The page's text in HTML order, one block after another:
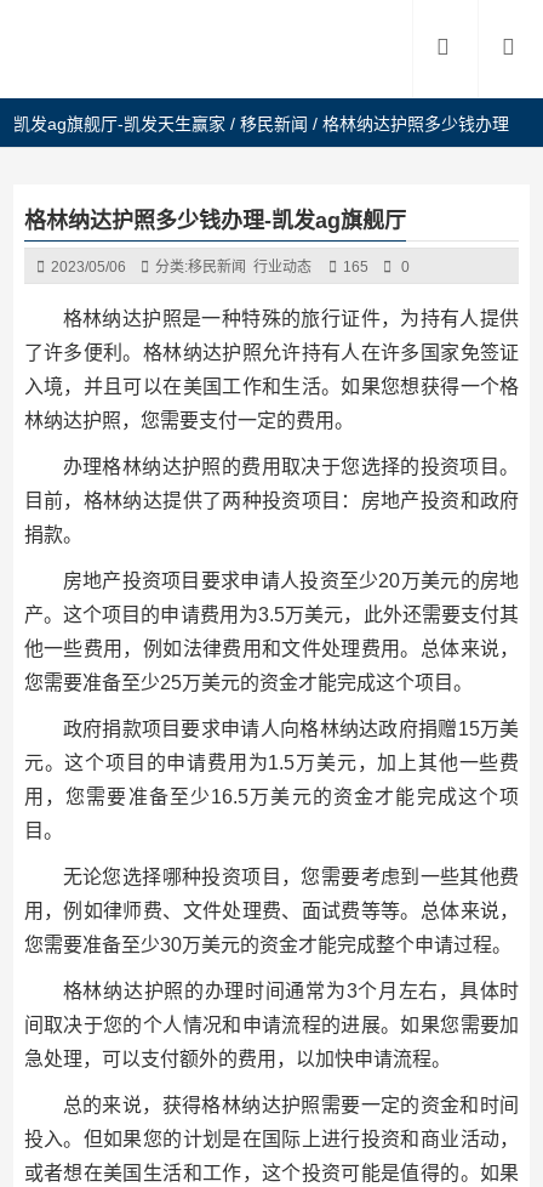
凯发ag旗舰厅-凯发天生赢家 /移民新闻 /格林纳达护照多少钱办理
格林纳达护照多少钱办理-凯发ag旗舰厅
2023/05/06 分类:移民新闻 行业动态 165 0
格林纳达护照是一种特殊的旅行证件，为持有人提供
了许多便利。格林纳达护照允许持有人在许多国家免签证
入境，并且可以在美国工作和生活。如果您想获得一个格
林纳达护照，您需要支付一定的费用。
办理格林纳达护照的费用取决于您选择的投资项目。
目前，格林纳达提供了两种投资项目：房地产投资和政府
捐款。
房地产投资项目要求申请人投资至少20万美元的房地
产。这个项目的申请费用为3.5万美元，此外还需要支付其
他一些费用，例如法律费用和文件处理费用。总体来说，
您需要准备至少25万美元的资金才能完成这个项目。
政府捐款项目要求申请人向格林纳达政府捐赠15万美
元。这个项目的申请费用为1.5万美元，加上其他一些费
用，您需要准备至少16.5万美元的资金才能完成这个项
目。
无论您选择哪种投资项目，您需要考虑到一些其他费
用，例如律师费、文件处理费、面试费等等。总体来说，
您需要准备至少30万美元的资金才能完成整个申请过程。
格林纳达护照的办理时间通常为3个月左右，具体时
间取决于您的个人情况和申请流程的进展。如果您需要加
急处理，可以支付额外的费用，以加快申请流程。
总的来说，获得格林纳达护照需要一定的资金和时间
投入。但如果您的计划是在国际上进行投资和商业活动，
或者想在美国生活和工作，这个投资可能是值得的。如果